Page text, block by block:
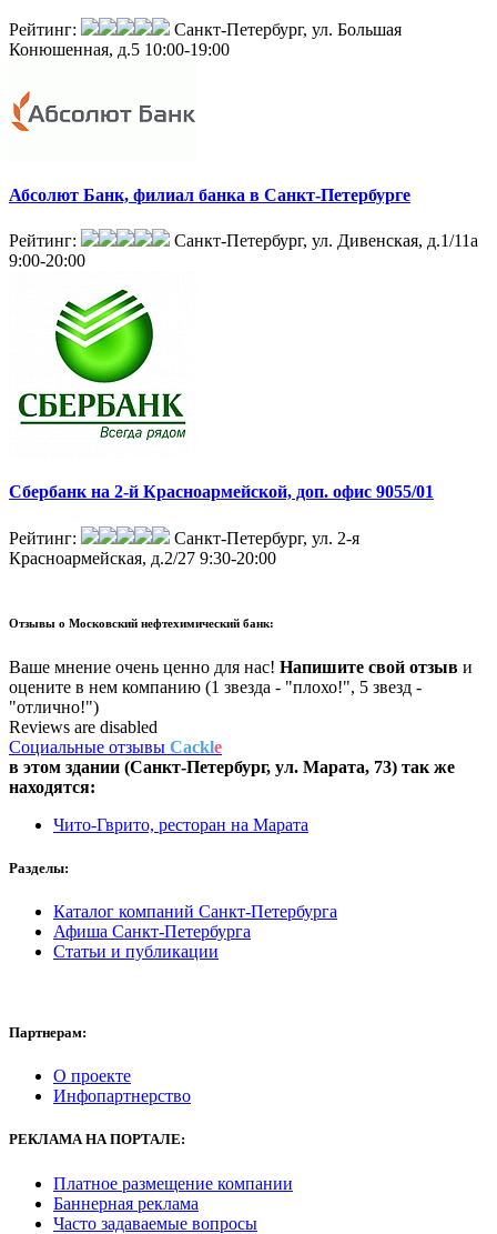
Рейтинг:
Санкт-Петербург, ул. Большая
Конюшенная, д.5 10:00-19:00
Абсолют Банк, филиал банка в Санкт-Петербурге
Рейтинг:
Санкт-Петербург, ул. Дивенская, д.1/11а
9:00-20:00
Сбербанк на 2-й Красноармейской, доп. офис 9055/01
Рейтинг:
Санкт-Петербург, ул. 2-я
Красноармейская, д.2/27 9:30-20:00
Отзывы о Московский нефтехимический банк:
Ваше мнение очень ценно для нас! Напишите свой отзыв и
оцените в нем компанию (1 звезда - "плохо!", 5 звезд -
"отлично!")
Reviews are disabled
Социальные отзывы Cackle
в этом здании (Санкт-Петербург, ул. Марата, 73) так же
находятся:
Чито-Гврито, ресторан на Марата
Разделы:
Каталог компаний Санкт-Петербурга
Афиша Санкт-Петербурга
Статьи и публикации
Партнерам:
О проекте
Инфопартнерство
РЕКЛАМАНА ПОРТАЛЕ:
Платное размещение компании
Баннерная реклама
Часто задаваемые вопросы